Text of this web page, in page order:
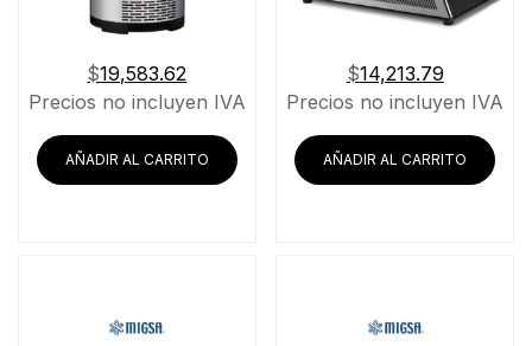
$19,583.62
Precios no incluyen IVA
AÑADIR AL CARRITO
$14,213.79
Precios no incluyen IVA
AÑADIR AL CARRITO